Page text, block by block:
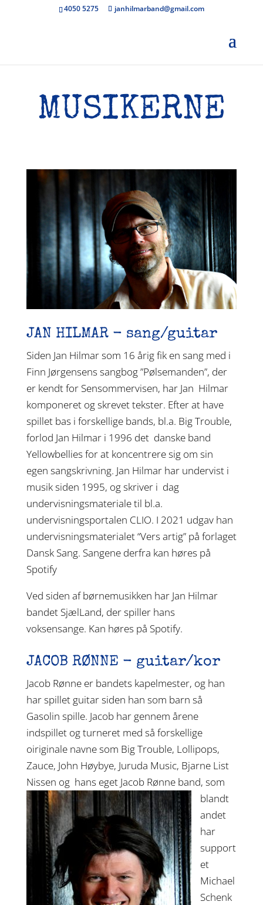
4050 5275 janhilmarband@gmail.com
MUSIKERNE
JAN HILMAR - sang/guitar
Siden Jan Hilmar som 16 årig fik en sang med i
Finn Jørgensens sangbog ”Pølsemanden”, der
er kendt for Sensommervisen, har Jan Hilmar
komponeret og skrevet tekster. Efter at have
spillet bas i forskellige bands, bl.a. Big Trouble,
forlod Jan Hilmar i 1996 det danske band
Yellowbellies for at koncentrere sig om sin
egen sangskrivning. Jan Hilmar har undervist i
musik siden 1995, og skriver i dag
undervisningsmateriale til bl.a.
undervisningsportalen CLIO. I 2021 udgav han
undervisningsmaterialet “Vers artig” på forlaget
Dansk Sang. Sangene derfra kan høres på
Spotify
Ved siden af børnemusikken har Jan Hilmar
bandet SjælLand, der spiller hans
voksensange. Kan høres på Spotify.
JACOB RØNNE - guitar/kor
Jacob Rønne er bandets kapelmester, og han
har spillet guitar siden han som barn så
Gasolin spille. Jacob har gennem årene
indspillet og turneret med så forskellige
oiriginale navne som Big Trouble, Lollipops,
Zauce, John Høybye, Juruda Music, Bjarne List
Nissen og hans eget Jacob Rønne band, som
blandt
andet
har
support
et
Michael
Schenk